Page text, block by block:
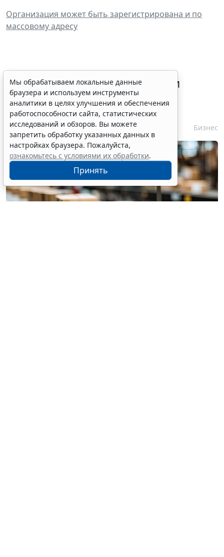
Организация может быть зарегистрирована и по
массовому адресу
Процедуру приостановки или
запрета реализации опасной
продукции оптимизируют
6 августа 2026 15:39 Бизнес
Мы обрабатываем локальные данные
браузера и используем инструменты
аналитики в целях улучшения и обеспечения
работоспособности сайта, статистических
исследований и обзоров. Вы можете
запретить обработку указанных данных в
настройках браузера. Пожалуйста,
ознакомьтесь с условиями их обработки.
Принять